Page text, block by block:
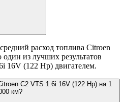
расход топлива Citroen
один из лучших результатов
16V (122 Hp) двигателем.
C2 VTS 1.6i 16V (122 Hp) на 1
км?